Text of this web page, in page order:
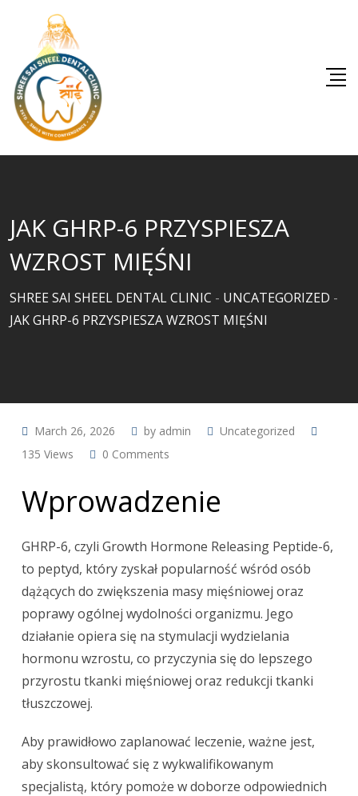
content
JAK GHRP-6 PRZYSPIESZA
WZROST MIĘŚNI
SHREE SAI SHEEL DENTAL CLINIC - UNCATEGORIZED -
JAK GHRP-6 PRZYSPIESZA WZROST MIĘŚNI
March 26, 2026 by admin
Uncategorized
135 Views 0 Comments
Wprowadzenie
GHRP-6, czyli Growth Hormone Releasing Peptide-6,
to peptyd, który zyskał popularność wśród osób
dążących do zwiększenia masy mięśniowej oraz
poprawy ogólnej wydolności organizmu. Jego
działanie opiera się na stymulacji wydzielania
hormonu wzrostu, co przyczynia się do lepszego
przyrostu tkanki mięśniowej oraz redukcji tkanki
tłuszczowej.
Aby prawidłowo zaplanować leczenie, ważne jest,
aby skonsultować się z wykwalifikowanym
specjalistą, który pomoże w doborze odpowiednich